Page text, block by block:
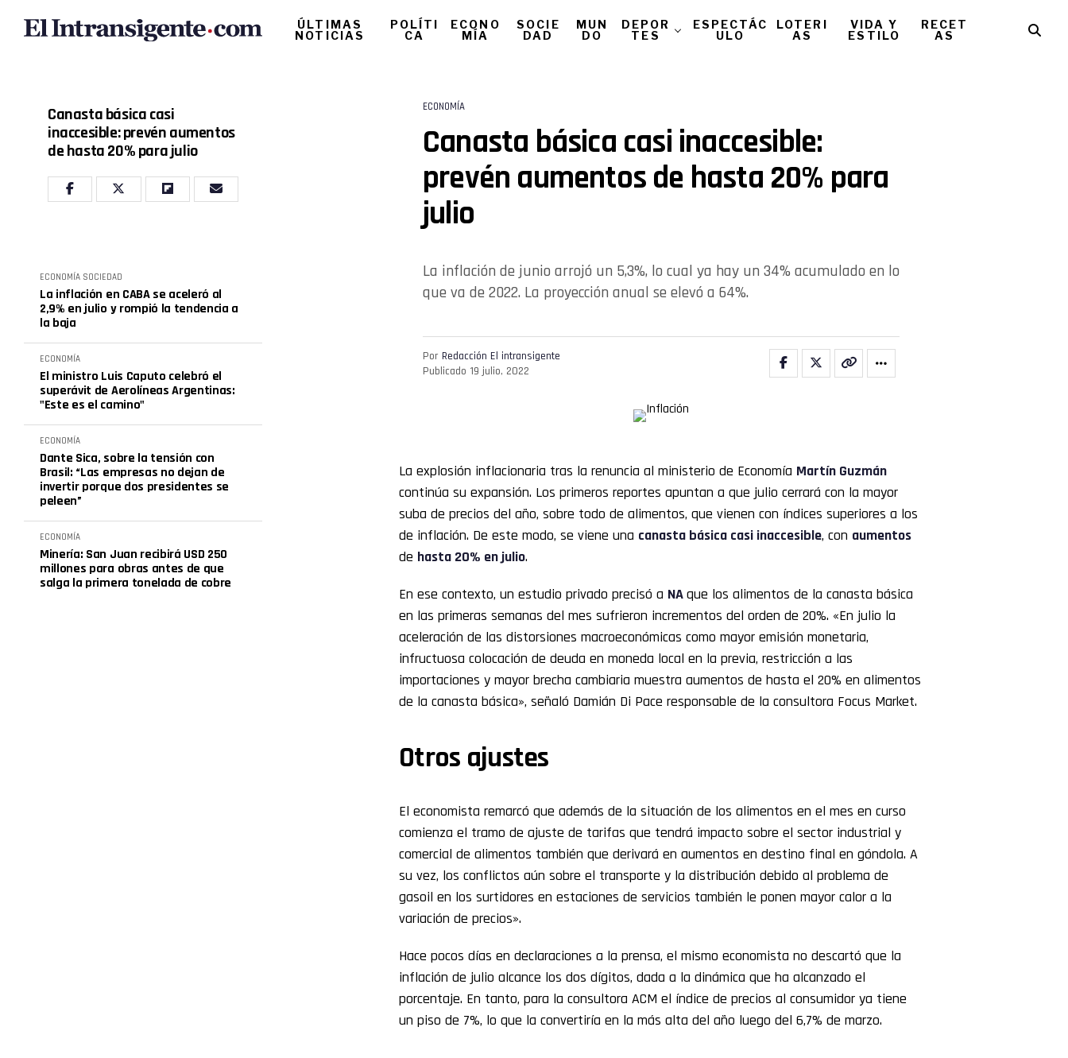
ÚLTIMAS
NOTICIAS
POLÍTI
CA
ECONO
MÍA
SOCIE
DAD
MUN
DO
DEPOR
TES
ESPECTÁC
ULO
LOTERI
AS
VIDA Y
ESTILO
RECET
AS
Canasta básica casi
inaccesible: prevén aumentos
de hasta 20% para julio
ECONOMÍA SOCIEDAD
La inflación en CABA se aceleró al
2,9% en julio y rompió la tendencia a
la baja
ECONOMÍA
El ministro Luis Caputo celebró el
superávit de Aerolíneas Argentinas:
"Este es el camino"
ECONOMÍA
Dante Sica, sobre la tensión con
Brasil: “Las empresas no dejan de
invertir porque dos presidentes se
peleen”
ECONOMÍA
Minería: San Juan recibirá USD 250
millones para obras antes de que
salga la primera tonelada de cobre
ECONOMÍA
Canasta básica casi inaccesible:
prevén aumentos de hasta 20% para
julio
La inflación de junio arrojó un 5,3%, lo cual ya hay un 34% acumulado en lo
que va de 2022. La proyección anual se elevó a 64%.
Por Redacción El intransigente
Publicado 19 julio, 2022
La explosión inflacionaria tras la renuncia al ministerio de Economía Martín Guzmán
continúa su expansión. Los primeros reportes apuntan a que julio cerrará con la mayor
suba de precios del año, sobre todo de alimentos, que vienen con índices superiores a los
de inflación. De este modo, se viene una canasta básica casi inaccesible, con aumentos
de hasta 20% en julio.
En ese contexto, un estudio privado precisó a NAque los alimentos de la canasta básica
en las primeras semanas del mes sufrieron incrementos del orden de 20%. «En julio la
aceleración de las distorsiones macroeconómicas como mayor emisión monetaria,
infructuosa colocación de deuda en moneda local en la previa, restricción a las
importaciones y mayor brecha cambiaria muestra aumentos de hasta el 20% en alimentos
de la canasta básica», señaló Damián Di Pace responsable de la consultora Focus Market.
Otros ajustes
El economista remarcó que además de la situación de los alimentos en el mes en curso
comienza el tramo de ajuste de tarifas que tendrá impacto sobre el sector industrial y
comercial de alimentos también que derivará en aumentos en destino final en góndola. A
su vez, los conflictos aún sobre el transporte y la distribución debido al problema de
gasoil en los surtidores en estaciones de servicios también le ponen mayor calor a la
variación de precios».
Hace pocos días en declaraciones a la prensa, el mismo economista no descartó que la
inflación de julio alcance los dos dígitos, dada a la dinámica que ha alcanzado el
porcentaje. En tanto, para la consultora ACM el índice de precios al consumidor ya tiene
un piso de 7%, lo que la convertiría en la más alta del año luego del 6,7% de marzo.